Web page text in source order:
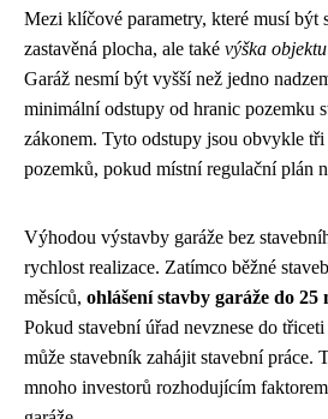
Mezi klíčové parametry, které musí být
zastavěná plocha, ale také výška
Garáž nesmí být vyšší než jedno
minimální odstupy od hranic pozemku
zákonem. Tyto odstupy jsou obvykle
pozemků, pokud místní regulační plán
Výhodou výstavby garáže bez
rychlost realizace. Zatímco běžné
měsíců, ohlášení stavby garáže do
Pokud stavební úřad nevznese do
může stavebník zahájit stavební práce.
mnoho investorů rozhodujícím